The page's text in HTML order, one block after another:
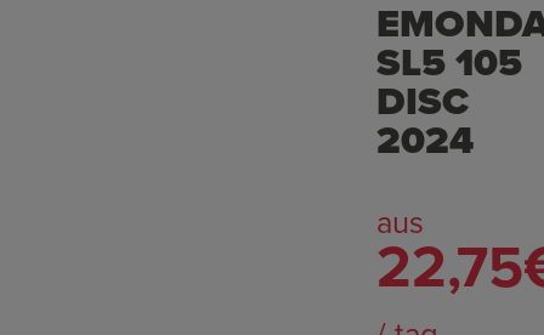
SL5 105
DISC
2024
aus